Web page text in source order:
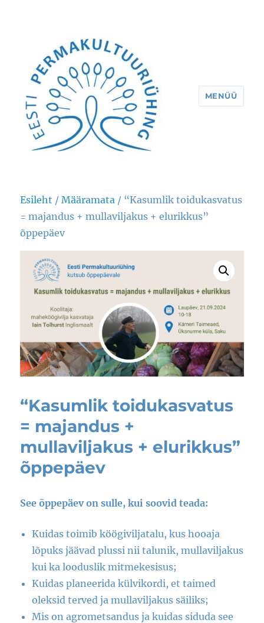
MENÜÜ
Esileht /Määramata / “Kasumlik toidukasvatus
= majandus + mullaviljakus + elurikkus”
õppepäev
“Kasumlik toidukasvatus
= majandus +
mullaviljakus + elurikkus”
õppepäev
See õppepäev on sulle, kui soovid teada:
Kuidas toimib köögiviljatalu, kus hooaja
lõpuks jäävad plussi nii talunik, mullaviljakus
kui ka looduslik mitmekesisus;
Kuidas planeerida külvikordi, et taimed
oleksid terved ja mullaviljakus säiliks;
Mis on agrometsandus ja kuidas siduda see